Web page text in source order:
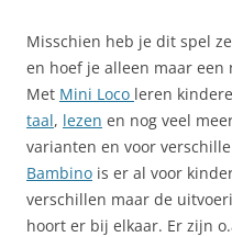
Misschien heb je dit spel
en hoef je alleen maar
Met Mini Loco leren
taal, lezen en nog veel
varianten en voor
Bambino is er al voor
verschillen maar de
hoort er bij elkaar. Er zijn